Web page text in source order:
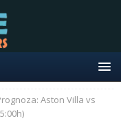
Aston Villa vs